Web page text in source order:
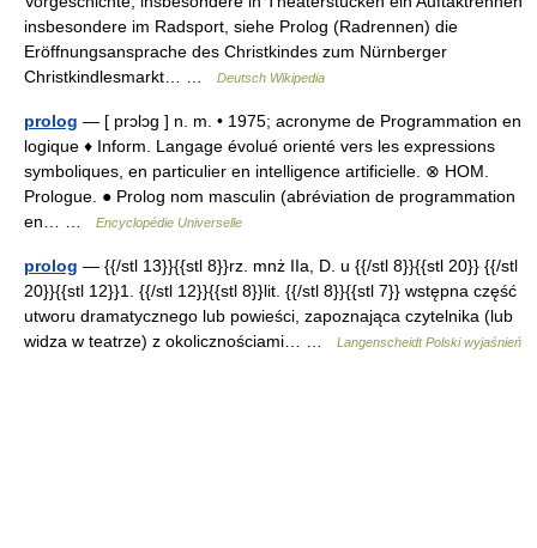
insbesondere im Radsport, siehe Prolog (Radrennen) die
Eröffnungsansprache des Christkindes zum Nürnberger
Christkindlesmarkt… …
Deutsch Wikipedia
prolog — [ prɔlɔg ] n. m. • 1975; acronyme de Programmation en
logique ♦ Inform. Langage évolué orienté vers les expressions
symboliques, en particulier en intelligence artificielle. ⊗ HOM.
Prologue. ● Prolog nom masculin (abréviation de programmation
en… …
Encyclopédie Universelle
prolog — {{/stl 13}}{{stl 8}}rz. mnż IIa, D. u {{/stl 8}}{{stl 20}} {{/stl
20}}{{stl 12}}1. {{/stl 12}}{{stl 8}}lit. {{/stl 8}}{{stl 7}} wstępna część
utworu dramatycznego lub powieści, zapoznająca czytelnika (lub
widza w teatrze) z okolicznościami… …
Langenscheidt Polski wyjaśnień